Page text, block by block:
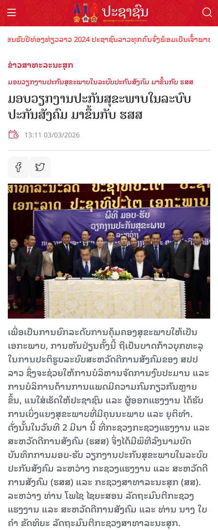
ບປີທ່ອງທ່ຽວລາວ 2024 ປະຊາຊົນລາວທຸກຄົນຈົ່ງພ້ອມເປັນເຈົ້າພາບທີ່
ຂ່າວສາທະລະນະສຸກ
ມອບວຽກງານປະກັນສຸຂະພາບໃນລະບົບປະກັນສັງຄົມ ມາຂຶ້ນກັບ ຮສສ
ມອບວຽກງານປະກັນສຸຂະພາບໃນລະບົບ
ປະກັນສັງຄົມ ມາຂຶ້ນກັບ ຮສສ
13:11 03/03/2026
ເພື່ອເປັນການຍົກລະດັບການຄຸ້ມຄອງສຸຂະພາບໃຫ້ເປັນ
ເອກະພາບ, ການຫັນປ່ຽນຄັ້ງນີ້ ຖືເປັນບາດກ້າວບຸກທະລຸ
ໃນການປະຕິຮູບລະບົບສະຫວັດດີການສັງຄົມຂອງ ສປປ
ລາວ ຊຶ່ງຈະຊ່ວຍໃຫ້ການບໍລິຫານຈັດການງົບປະມານ ແລະ
ການບໍລິການດ້ານການແພດມີຄວາມກົມກຽວກັນຫຼາຍ
ຂຶ້ນ, ແນໃສ່ເຮັດໃຫ້ປະຊາຊົນ ແລະ ຜູ້ອອກແຮງງານ ໄດ້ຮັບ
ການເບິ່ງແຍງສຸຂະພາບທີ່ມີຄຸນນະພາບ ແລະ ຍຸຕິທຳ.
ດັ່ງນັ້ນໃນວັນທີ 2 ມີນາ ນີ້ ທີ່ກະຊວງກະຊວງແຮງງານ ແລະ
ສະຫວັດດີການສັງຄົມ (ຮສສ) ຈຶ່ງໄດ້ມີພິທີລົງນາມບົດ
ບັນທຶກການມອບ-ຮັບ ວຽກງານປະກັນສຸຂະພາບໃນລະບົບ
ປະກັນສັງຄົມ ລະຫວ່າງ ກະຊວງແຮງງານ ແລະ ສະຫວັດດີ
ການສັງຄົມ (ຮສສ) ແລະ ກະຊວງສາທາລະນະສຸກ (ສສ).
ລະຫວ່າງ ທ່ານ ໂພໄຊ ໄຊຍະສອນ ລັດຖະມົນຕີກະຊວງ
ແຮງງານ ແລະ ສະຫວັດດີການສັງຄົມ ແລະ ທ່ານ ນາງ ໃບ
ຄຳ ຂັດທິຍະ ລັດຖະມົນຕີກະຊວງສາທາລະນະສຸກ.